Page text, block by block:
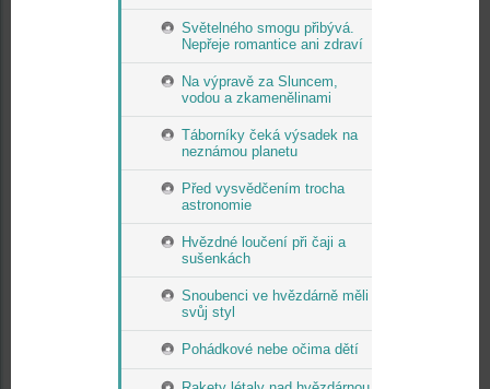
Světelného smogu přibývá.
Nepřeje romantice ani zdraví
Na výpravě za Sluncem,
vodou a zkamenělinami
Táborníky čeká výsadek na
neznámou planetu
Před vysvědčením trocha
astronomie
Hvězdné loučení při čaji a
sušenkách
Snoubenci ve hvězdárně měli
svůj styl
Pohádkové nebe očima dětí